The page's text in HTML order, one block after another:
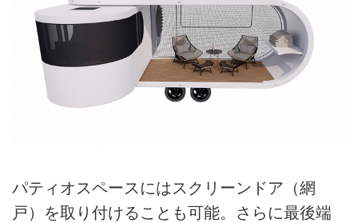
パティオスペースにはスクリーンドア（網
戸）を取り付けることも可能。さらに最後端